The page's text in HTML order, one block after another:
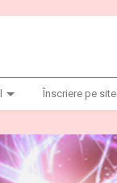
Înscriere pe site